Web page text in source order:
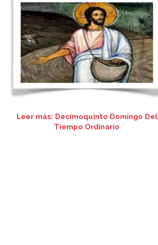
Leer más: Decimoquinto Domingo Del
Tiempo Ordinario